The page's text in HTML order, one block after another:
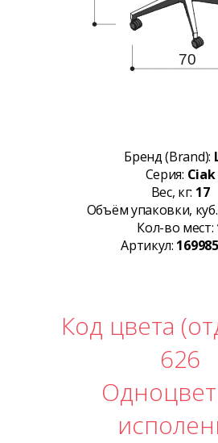
Бренд (Brand):
Серия: Ciak
Вес, кг: 17
Объём упаковки,
Кол-во мест:
Артикул:
Код цвета
626